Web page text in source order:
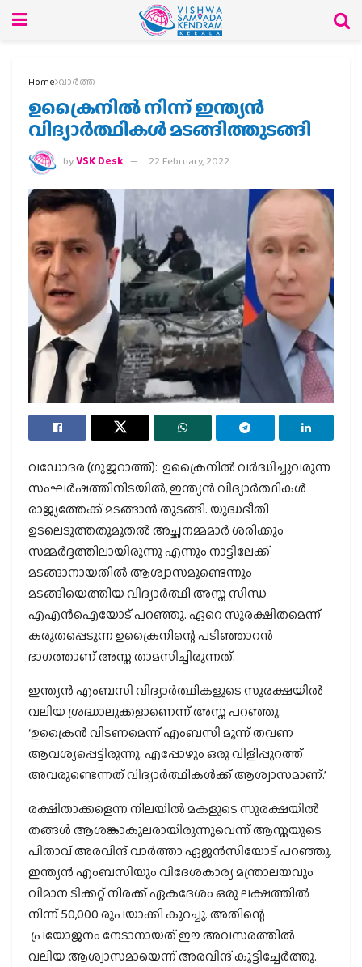
Home വാര്‍ത്ത
ഉക്രൈനില്‍ നിന്ന് ഇന്ത്യന്‍
വിദ്യാര്‍ത്ഥികള്‍ മടങ്ങിത്തുടങ്ങി
byVSK Desk 22 February, 2022
വഡോദര (ഗുജറാത്ത്): ഉക്രൈനില്‍ വര്‍ദ്ധിച്ചുവരുന്ന
സംഘര്‍ഷത്തിനിടയില്‍, ഇന്ത്യന്‍ വിദ്യാര്‍ത്ഥികള്‍
രാജ്യത്തേക്ക് മടങ്ങാന്‍ തുടങ്ങി. യുദ്ധഭീതി
ഉടലെടുത്തതുമുതല്‍ അച്ഛനമ്മമാര്‍ ശരിക്കും
സമ്മര്‍ദ്ദത്തിലായിരുന്നു എന്നും നാട്ടിലേക്ക്
മടങ്ങാനായതില്‍ ആശ്വാസമുണ്ടെന്നും
മടങ്ങിയെത്തിയ വിദ്യാര്‍ത്ഥി അസ്ത സിന്ധ
എഎന്‍ഐയോട് പറഞ്ഞു. ഏറെ സുരക്ഷിതമെന്ന്
കരുതപ്പെടുന്ന ഉക്രൈനിന്റെ പടിഞ്ഞാറന്‍
ഭാഗത്താണ് അസ്ത താമസിച്ചിരുന്നത്.
ഇന്ത്യന്‍ എംബസി വിദ്യാര്‍ത്ഥികളുടെ സുരക്ഷയില്‍
വലിയ ശ്രദ്ധാലുക്കളാണെന്ന് അസ്ത പറഞ്ഞു.
‘ഉക്രൈന്‍ വിടണമെന്ന് എംബസി മൂന്ന് തവണ
ആവശ്യപ്പെട്ടിരുന്നു. എപ്പോഴും ഒരു വിളിപ്പുറത്ത്
അവരുണ്ടെന്നത് വിദ്യാര്‍ത്ഥികള്‍ക്ക് ആശ്വാസമാണ്.’
രക്ഷിതാക്കളെന്ന നിലയില്‍ മകളുടെ സുരക്ഷയില്‍
തങ്ങള്‍ ആശങ്കാകുലരായിരുന്നുവെന്ന് ആസ്തയുടെ
പിതാവ് അരവിന്ദ് വാര്‍ത്താ ഏജന്‍സിയോട് പറഞ്ഞു.
ഇന്ത്യന്‍ എംബസിയും വിദേശകാര്യ മന്ത്രാലയവും
വിമാന ടിക്കറ്റ് നിരക്ക് ഏകദേശം ഒരു ലക്ഷത്തില്‍
നിന്ന് 50,000 രൂപയാക്കി കുറച്ചു. അതിന്റെ
പ്രയോജനം നേടാനായത് ഈ അവസരത്തില്‍
വലിയ ആശ്വാസമായെന്ന് അരവിന്ദ് കൂട്ടിച്ചേര്‍ത്തു.